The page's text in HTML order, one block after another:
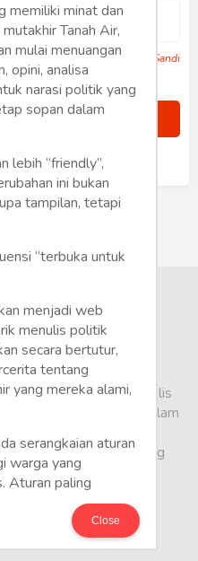
Lupa Sandi
Baru
memiliki minat dan
Tanah Air,
mulai menuangan
opini, analisa
narasi politik yang
sopan dalam
lebih “friendly”,
ini bukan
tampilan, tetapi
“terbuka untuk
menjadi web
menulis politik
secara bertutur,
tentang
yang mereka alami,
serangkaian aturan
warga yang
Aturan paling
penulis wajib
sesuai kartu
juga foto
Close
tempat bagi penulis
berbagai opini dalam
dari sudut pandang
utama.